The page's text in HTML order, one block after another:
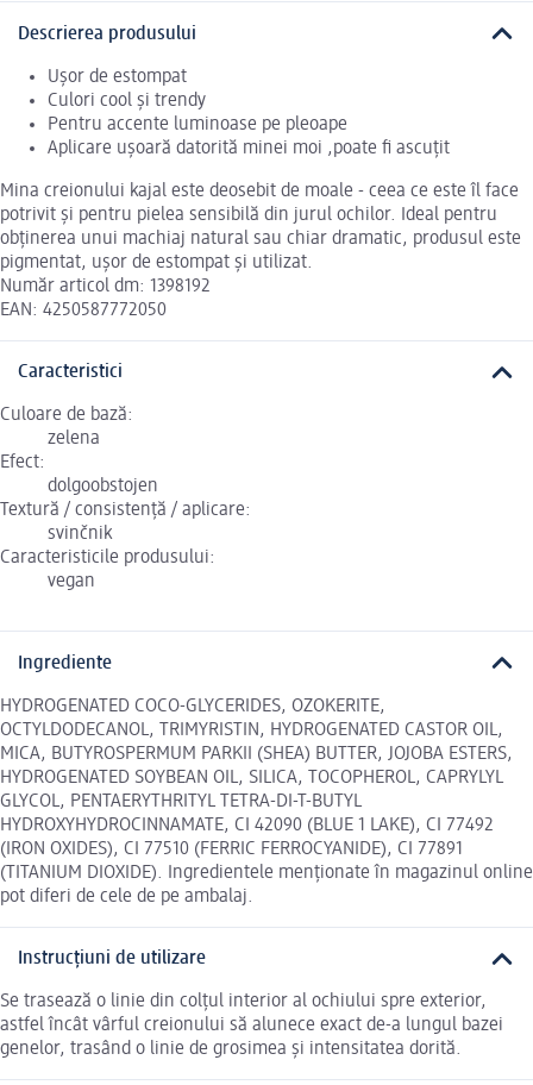
Descrierea produsului
Ușor de estompat
Culori cool și trendy
Pentru accente luminoase pe pleoape
Aplicare ușoară datorită minei moi ,poate fi ascuțit
Mina creionului kajal este deosebit de moale - ceea ce este îl face
potrivit și pentru pielea sensibilă din jurul ochilor. Ideal pentru
obținerea unui machiaj natural sau chiar dramatic, produsul este
pigmentat, ușor de estompat și utilizat.
Număr articol dm: 1398192
EAN: 4250587772050
Caracteristici
Culoare de bază:
zelena
Efect:
dolgoobstojen
Textură / consistență / aplicare:
svinčnik
Caracteristicile produsului:
vegan
Ingrediente
HYDROGENATED COCO-GLYCERIDES, OZOKERITE,
OCTYLDODECANOL, TRIMYRISTIN, HYDROGENATED CASTOR OIL,
MICA, BUTYROSPERMUM PARKII (SHEA) BUTTER, JOJOBA ESTERS,
HYDROGENATED SOYBEAN OIL, SILICA, TOCOPHEROL, CAPRYLYL
GLYCOL, PENTAERYTHRITYL TETRA-DI-T-BUTYL
HYDROXYHYDROCINNAMATE, CI 42090 (BLUE 1 LAKE), CI 77492
(IRON OXIDES), CI 77510 (FERRIC FERROCYANIDE), CI 77891
(TITANIUM DIOXIDE). Ingredientele menționate în magazinul online
pot diferi de cele de pe ambalaj.
Instrucțiuni de utilizare
Se trasează o linie din colțul interior al ochiului spre exterior,
astfel încât vârful creionului să alunece exact de-a lungul bazei
genelor, trasând o linie de grosimea și intensitatea dorită.